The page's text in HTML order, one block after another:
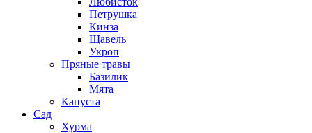
Петрушка
Кинза
Щавель
Укроп
Пряные травы
Базилик
Мята
Капуста
Сад
Хурма